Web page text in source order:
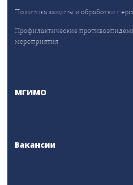
Политика защиты и обработки
Профилактические
мероприятия
МГИМО
Вакансии